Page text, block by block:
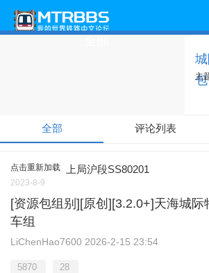
包
主
全部 评论列表
点击重新加载 上局沪段SS80201
2023-8-9
[资源包组别][原创][3.2.0+]天海城际
车组
LiChenHao7600 2026-2-15 23:54
5870 28